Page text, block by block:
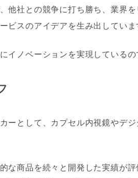
他社との競争に打ち勝ち、業界
ビスのアイデアを生み出していま
イノベーションを実現しているの
ーとして、カプセル内視鏡やデ
な商品を続々と開発した実績が